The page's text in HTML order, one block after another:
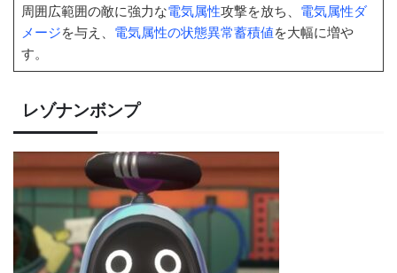
周囲広範囲の敵に強力な電気属性攻撃を放ち、 電気属性ダ
メージを与え、 電気属性の状態異常蓄積値を大幅に増や
す。
レゾナンボンプ